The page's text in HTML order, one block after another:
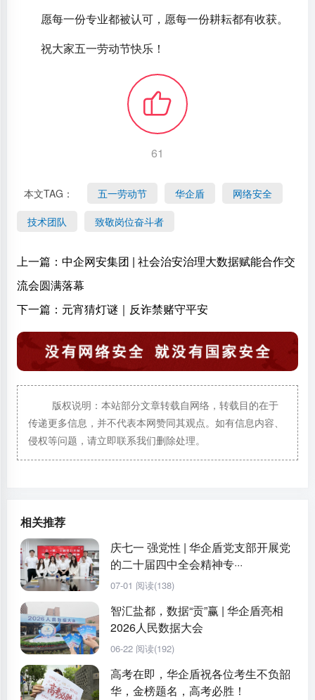
愿每一份专业都被认可，愿每一份耕耘都有收获。
祝大家五一劳动节快乐！
61
本文TAG： 五一劳动节 华企盾
网络安全
技术团队
致敬岗位奋斗者
上一篇：中企网安集团 | 社会治安治理大数据赋能合作交
流会圆满落幕
下一篇： 元宵猜灯谜｜反诈禁赌守平安
版权说明：本站部分文章转载自网络，转载目的在于
传递更多信息，并不代表本网赞同其观点。如有信息内容、
侵权等问题，请立即联系我们删除处理。
相关推荐
庆七一 强党性 | 华企盾党支部开展党
的二十届四中全会精神专···
07-01 阅读(138)
智汇盐都，数据“贡”赢 | 华企盾亮相
2026人民数据大会
06-22 阅读(192)
高考在即，华企盾祝各位考生不负韶
华，金榜题名，高考必胜！